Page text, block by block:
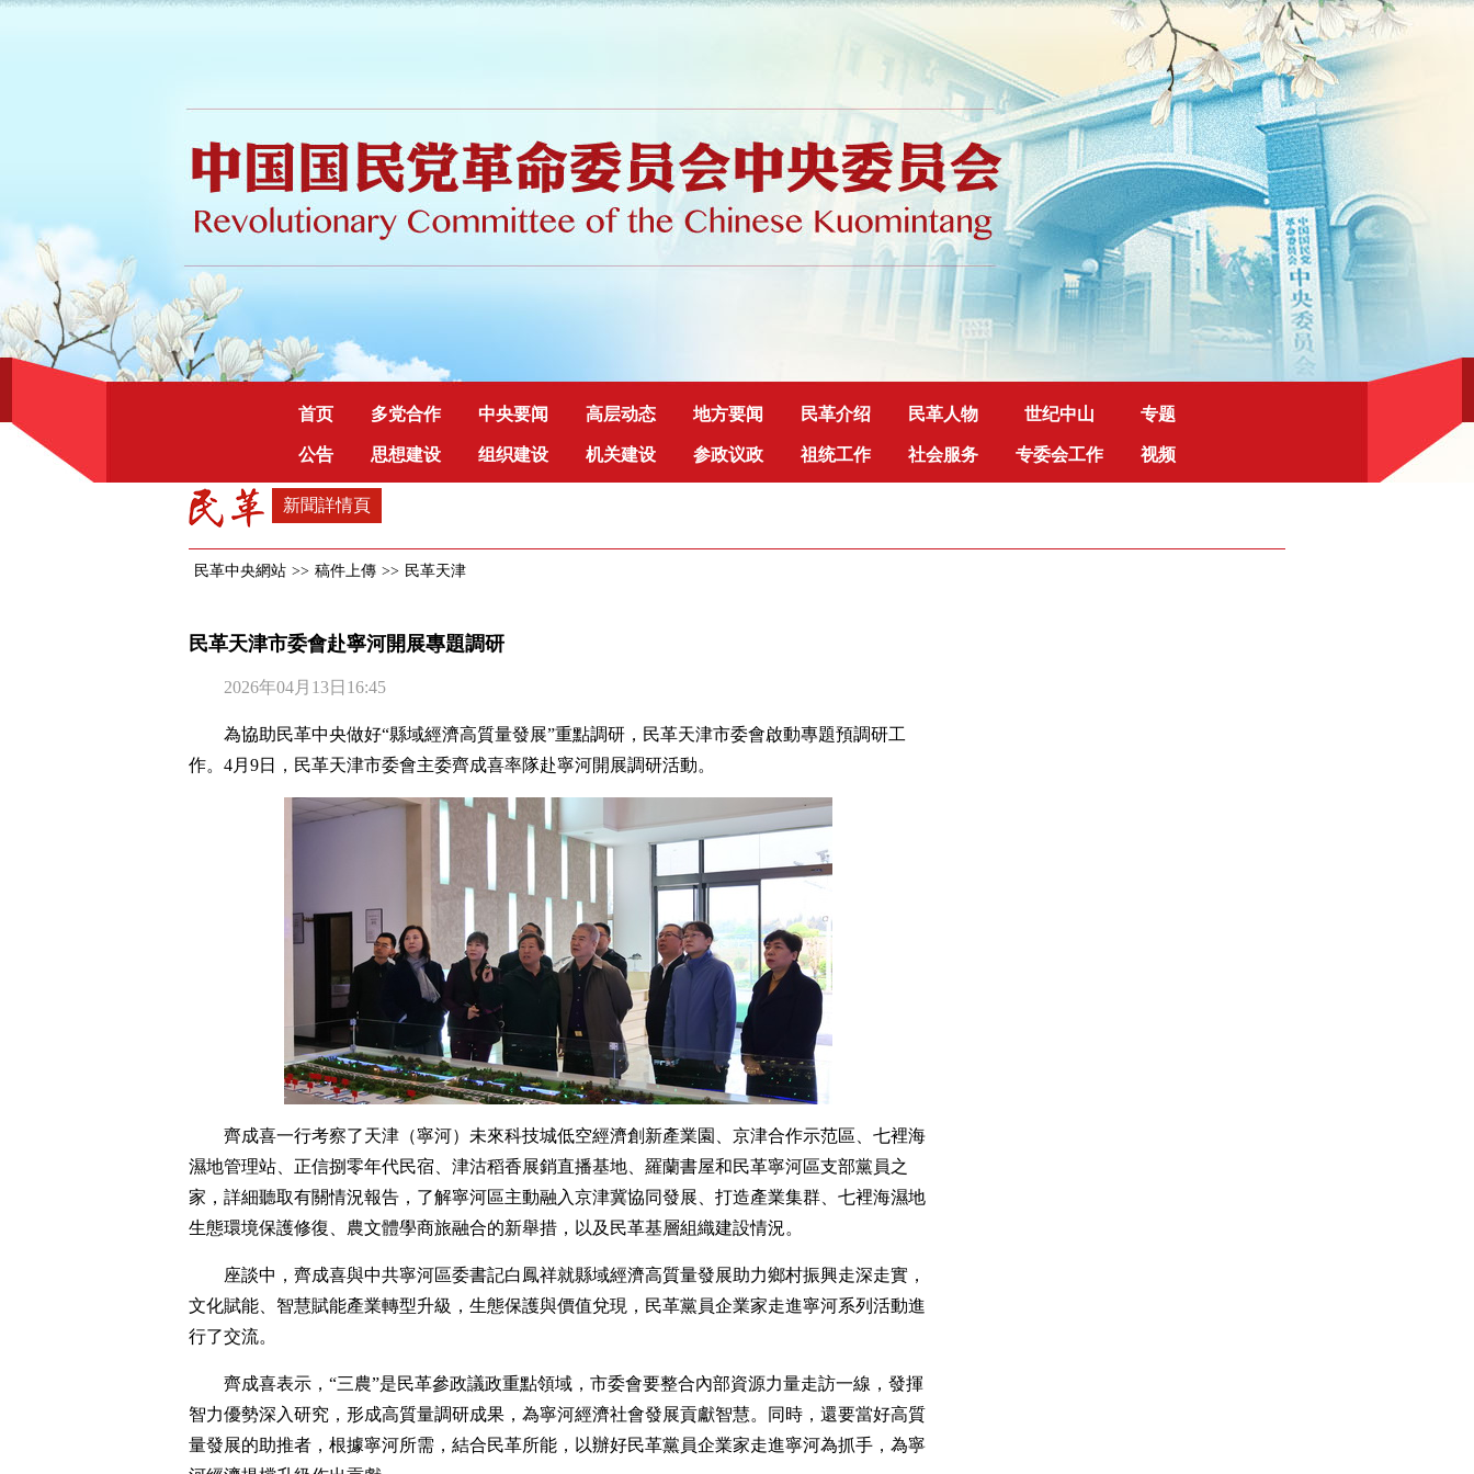
首页 多党合作 中央要闻 高层动态 地方要闻 民革介绍 民革人物 世纪中山 专题
公告 思想建设 组织建设 机关建设 参政议政 祖统工作 社会服务 专委会工作 视频
新聞詳情頁
民革中央網站 >> 稿件上傳 >> 民革天津
民革天津市委會赴寧河開展專題調研
2026年04月13日16:45
為協助民革中央做好“縣域經濟高質量發展”重點調研，民革天津市委會啟動專題預調研工
作。4月9日，民革天津市委會主委齊成喜率隊赴寧河開展調研活動。
齊成喜一行考察了天津（寧河）未來科技城低空經濟創新產業園、京津合作示范區、七裡海
濕地管理站、正信捌零年代民宿、津沽稻香展銷直播基地、羅蘭書屋和民革寧河區支部黨員之
家，詳細聽取有關情況報告，了解寧河區主動融入京津冀協同發展、打造產業集群、七裡海濕地
生態環境保護修復、農文體學商旅融合的新舉措，以及民革基層組織建設情況。
座談中，齊成喜與中共寧河區委書記白鳳祥就縣域經濟高質量發展助力鄉村振興走深走實，
文化賦能、智慧賦能產業轉型升級，生態保護與價值兌現，民革黨員企業家走進寧河系列活動進
行了交流。
齊成喜表示，“三農”是民革參政議政重點領域，市委會要整合內部資源力量走訪一線，發揮
智力優勢深入研究，形成高質量調研成果，為寧河經濟社會發展貢獻智慧。同時，還要當好高質
量發展的助推者，根據寧河所需，結合民革所能，以辦好民革黨員企業家走進寧河為抓手，為寧